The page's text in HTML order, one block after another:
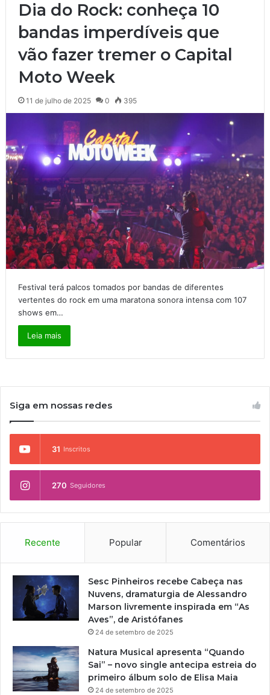
Dia do Rock: conheça 10
bandas imperdíveis que
vão fazer tremer o Capital
Moto Week
11 de julho de 2025 0 395
Festival terá palcos tomados por bandas de diferentes
vertentes do rock em uma maratona sonora intensa com 107
shows em…
Leia mais
Siga em nossas redes
31 Inscritos
270 Seguidores
Recente Popular Comentários
Sesc Pinheiros recebe Cabeça nas
Nuvens, dramaturgia de Alessandro
Marson livremente inspirada em “As
Aves”, de Aristófanes
24 de setembro de 2025
Natura Musical apresenta “Quando
Sai” – novo single antecipa estreia do
primeiro álbum solo de Elisa Maia
24 de setembro de 2025